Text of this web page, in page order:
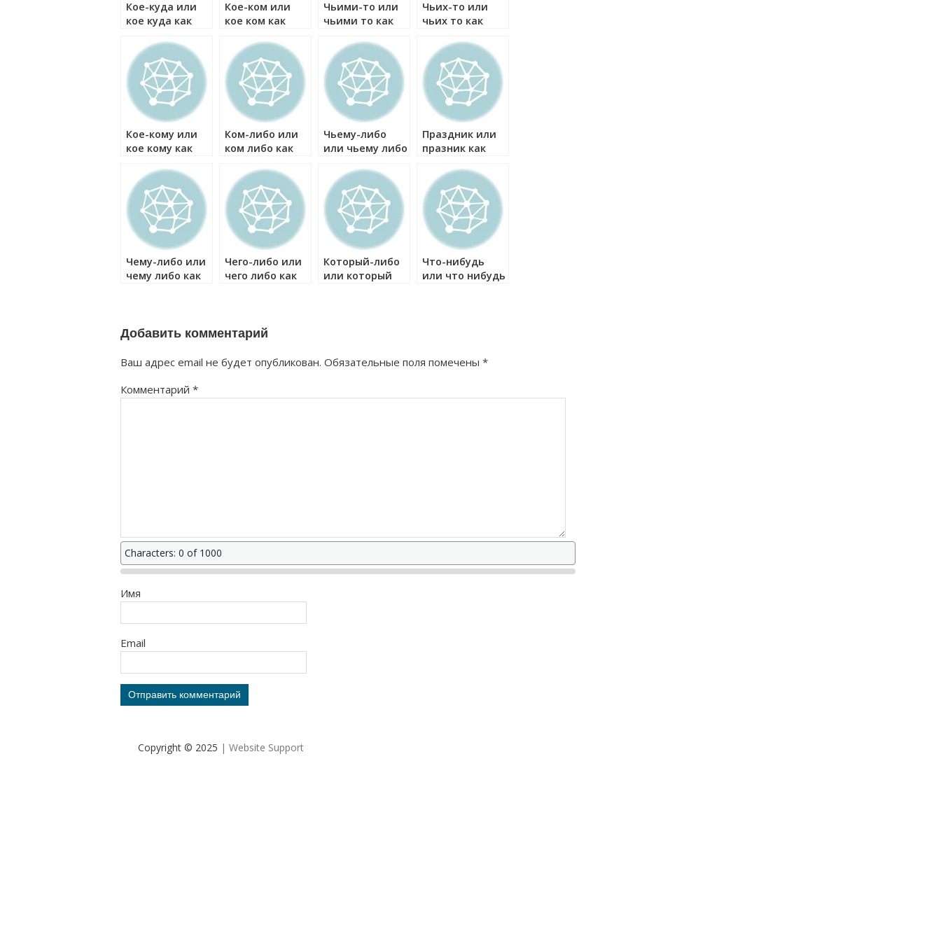
Кое-куда или
кое куда как
Кое-ком или
кое ком как
Чьими-то или
чьими то как
Чьих-то или
чьих то как
Кое-кому или
кое кому как
Ком-либо или
ком либо как
Чьему-либо
или чьему либо
Праздник или
празник как
Чему-либо или
чему либо как
Чего-либо или
чего либо как
Который-либо
или который
Что-нибудь
или что нибудь
Добавить комментарий
Ваш адрес email не будет опубликован. Обязательные поля помечены *
Комментарий *
Characters: 0 of 1000
Имя
Email
Copyright © 2025 | Website Support